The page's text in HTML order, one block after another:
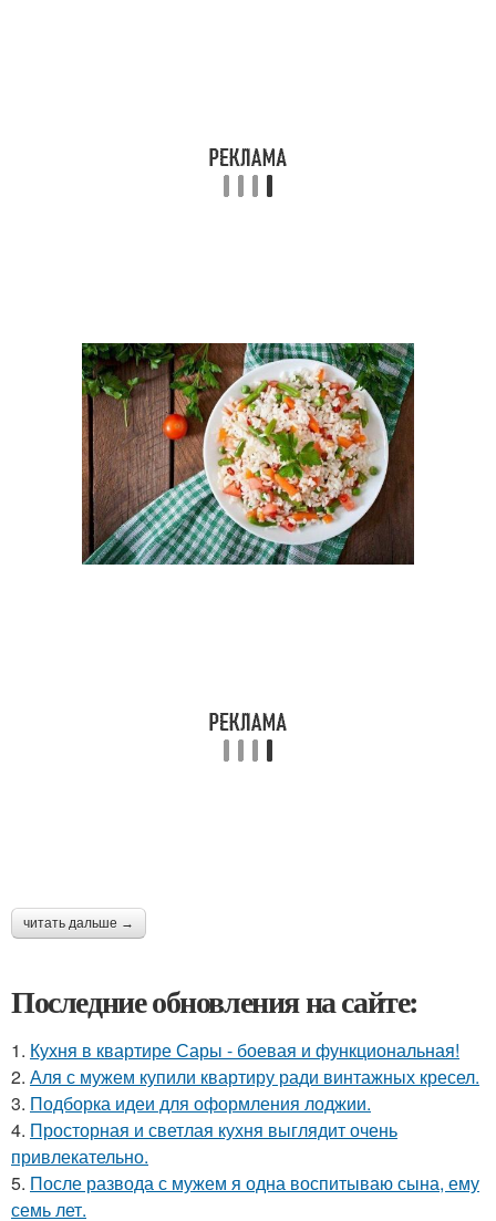
читать дальше →
Последние обновления на сайте:
1. Кухня в квартире Сары - боевая и функциональная!
2. Аля с мужем купили квартиру ради винтажных кресел.
3. Подборка идеи для оформления лоджии.
4. Просторная и светлая кухня выглядит очень
привлекательно.
5. После развода с мужем я одна воспитываю сына, ему
семь лет.